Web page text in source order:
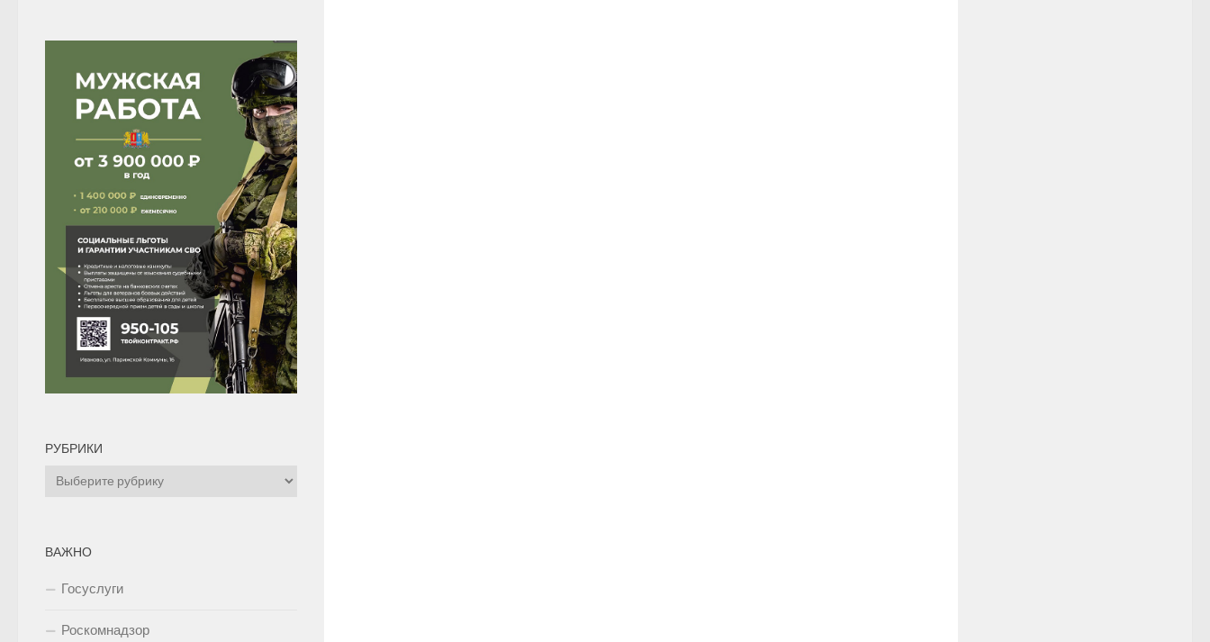
РУБРИКИ
Рубрики
ВАЖНО
Госуслуги
Роскомнадзор